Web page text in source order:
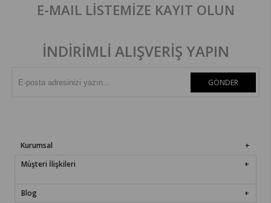
E-MAIL LİSTEMİZE KAYIT OLUN
İNDİRİMLİ ALIŞVERİŞ YAPIN
GÖNDER
Kurumsal
Müşteri İlişkileri
Blog